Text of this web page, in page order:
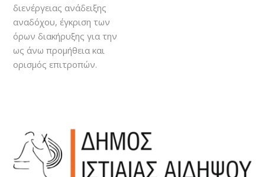
διενέργειας ανάδειξης
αναδόχου, έγκριση των
όρων διακήρυξης για την
ως άνω προμήθεια και
ορισμός επιτροπών.